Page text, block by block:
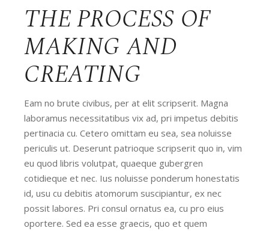
THE PROCESS OF
MAKING AND
CREATING
Eam no brute civibus, per at elit scripserit. Magna
laboramus necessitatibus vix ad, pri impetus debitis
pertinacia cu. Cetero omittam eu sea, sea noluisse
periculis ut. Deserunt patrioque scripserit quo in, vim
eu quod libris volutpat, quaeque gubergren
cotidieque et nec. Ius noluisse ponderum honestatis
id, usu cu debitis atomorum suscipiantur, ex nec
possit labores. Pri consul ornatus ea, cu pro eius
oportere. Sed ea esse graecis, quo et quem